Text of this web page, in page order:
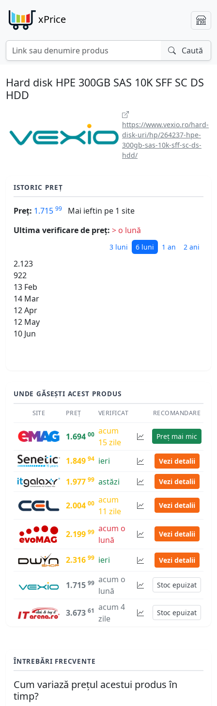
xPrice
Caută
Hard disk HPE 300GB SAS 10K SFF SC DS
HDD
https://www.vexio.ro/hard-
disk-uri/hp/264237-hpe-
300gb-sas-10k-sff-sc-ds-
hdd/
ISTORIC PREȚ
Preț: 1.715 99
Mai ieftin pe 1 site
Ultima verificare de preț: > o lună
3 luni 6 luni 1 an 2 ani
2.123
922
13 Feb
14 Mar
12 Apr
12 May
10 Jun
UNDE GĂSEȘTI ACEST PRODUS
SITE PREȚ VERIFICAT RECOMANDARE
1.694 00 acum
15 zile
Preț mai mic
1.849 94 ieri Vezi detalii
1.977 99 astăzi Vezi detalii
2.004 00 acum
11 zile
Vezi detalii
2.199 99 acum o
lună
Vezi detalii
2.316 99 ieri Vezi detalii
1.715 99 acum o
lună
Stoc epuizat
3.673 61 acum 4
zile
Stoc epuizat
ÎNTREBĂRI FRECVENTE
Cum variază prețul acestui produs în
timp?